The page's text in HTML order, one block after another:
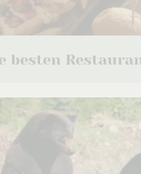
besten